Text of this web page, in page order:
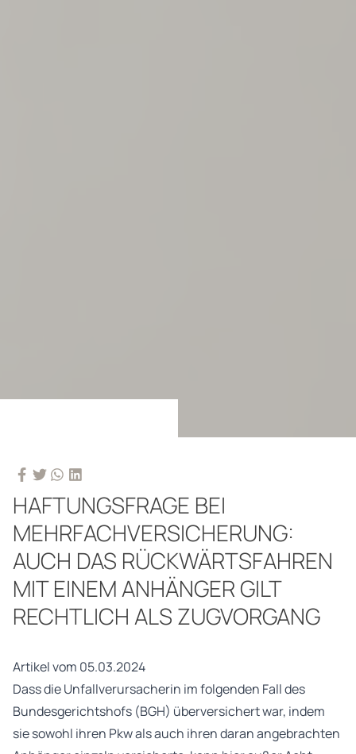
HAFTUNGSFRAGE BEI
MEHRFACHVERSICHERUNG:
AUCH DAS RÜCKWÄRTSFAHREN
MIT EINEM ANHÄNGER GILT
RECHTLICH ALS ZUGVORGANG
Artikel vom 05.03.2024
Dass die Unfallverursacherin im folgenden Fall des
Bundesgerichtshofs (BGH) überversichert war, indem
sie sowohl ihren Pkw als auch ihren daran angebrachten